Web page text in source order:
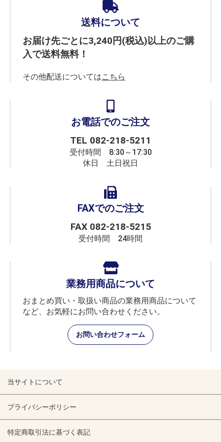
送料について
お届け先ごとに3,240円(税込)以上のご購
入で送料無料！
その他配送についてはこちら
お電話でのご注文
TEL 082-218-5211
受付時間 8:30～17:30
休日 土日祝日
FAXでのご注文
FAX 082-218-5215
受付時間 24時間
業務用商品について
おまとめ買い・取扱い商品の業務用商品について
など、お気軽にお問い合わせください。
お問い合わせフォーム
当サイトについて
プライバシーポリシー
特定商取引法に基づく表記